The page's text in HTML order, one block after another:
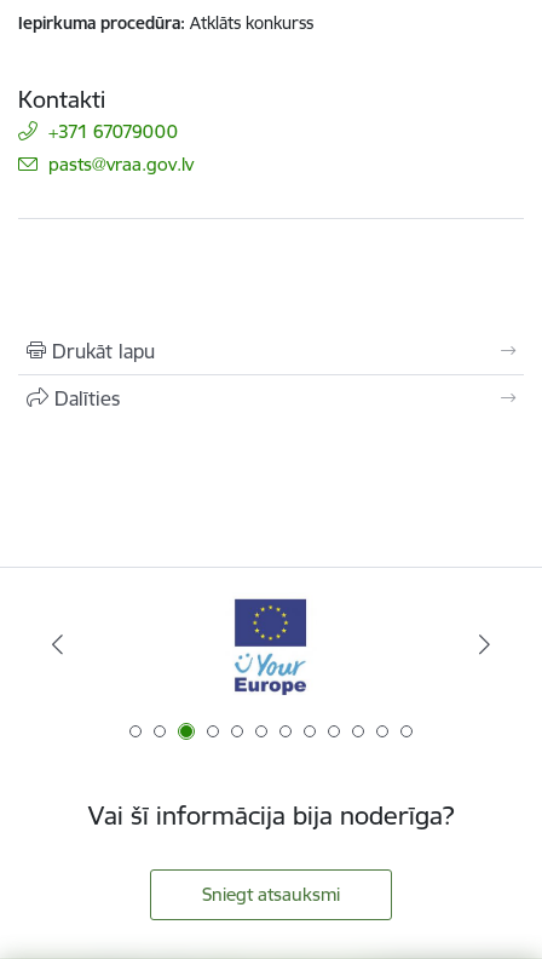
Iepirkuma procedūra Atklāts konkurss
Kontakti
+371 67079000
E-pasts:
pasts@vraa.gov.lv
Drukāt lapu
Dalīties
Vai šī informācija bija noderīga?
Sniegt atsauksmi